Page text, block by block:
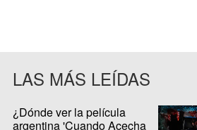
LAS MÁS LEÍDAS
¿Dónde ver la película
argentina 'Cuando Acecha